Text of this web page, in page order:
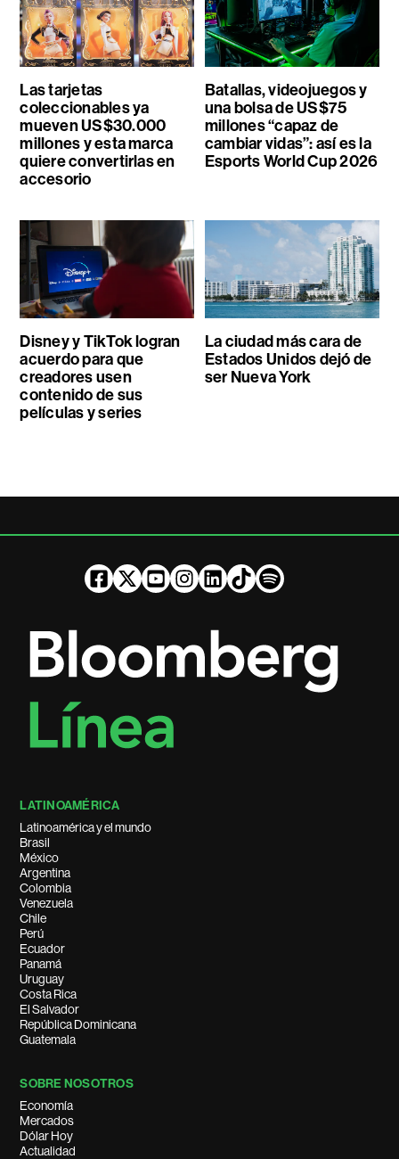
Las tarjetas
coleccionables ya
mueven US$30.000
millones y esta marca
quiere convertirlas en
accesorio
Batallas, videojuegos y
una bolsa de US$75
millones “capaz de
cambiar vidas”: así es la
Esports World Cup 2026
Disney y TikTok logran
acuerdo para que
creadores usen
contenido de sus
películas y series
La ciudad más cara de
Estados Unidos dejó de
ser Nueva York
LATINOAMÉRICA
Latinoamérica y el mundo
Brasil
México
Argentina
Colombia
Venezuela
Chile
Perú
Ecuador
Panamá
Uruguay
Costa Rica
El Salvador
República Dominicana
Guatemala
SOBRE NOSOTROS
Economía
Mercados
Dólar Hoy
Actualidad